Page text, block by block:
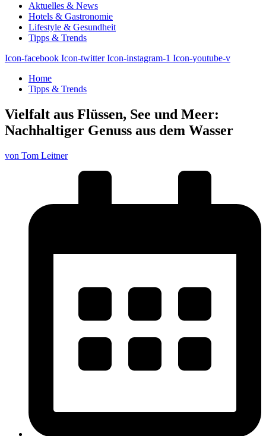
Aktuelles & News
Hotels & Gastronomie
Lifestyle & Gesundheit
Tipps & Trends
Icon-facebook Icon-twitter Icon-instagram-1 Icon-youtube-v
Home
Tipps & Trends
Vielfalt aus Flüssen, See und Meer:
Nachhaltiger Genuss aus dem Wasser
von Tom Leitner